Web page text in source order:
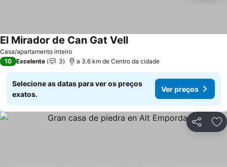
Casa/apartamento inteiro
El Mirador de Can Gat Vell
10 Excelente 3 a 3.6 km de Centro da cidade
Selecione as datas para ver os preços
exatos.
Ver preços
Partilhar